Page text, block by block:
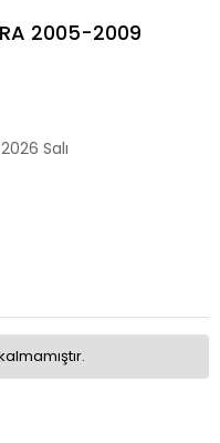
2005-2009
Salı